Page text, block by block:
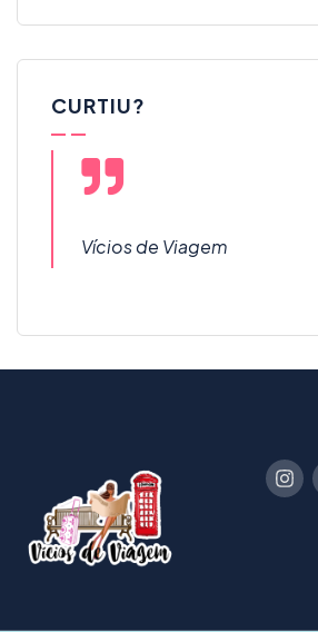
CURTIU?
Vícios de Viagem